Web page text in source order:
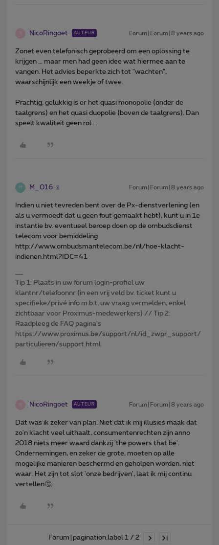
NicoRingoet AUTEUR Forum|Forum|8 years ago
Zonet even telefonisch geprobeerd om een oplossing te
krijgen … maar men had geen idee wat hiermee aan te
vangen. Het advies beperkte zich tot "wachten",
waarschijnlijk een weekje of twee.
Prachtig, gelukkig is er het quasi monopolie (onder de
taalgrens) en het quasi duopolie (boven de taalgrens). Dan
speelt kwaliteit geen rol ...
M M_016 Forum|Forum|8 years ago
Indien u niet tevreden bent over de Px-dienstverlening (en
als u vermoedt dat u geen fout gemaakt hebt), kunt u in 1e
instantie bv. eventueel beroep doen op de ombudsdienst
telecom voor bemiddeling
http://www.ombudsmantelecom.be/nl/hoe-klacht-
indienen.html?IDC=41
Tip 1: Plaats in uw forum login-profiel uw
klantnr/telefoonnr (in een vrij veld bv. ticket kunt u
specifieke/privé info m.b.t. uw vraag vermelden, enkel
zichtbaar voor Proximus-medewerkers) // Tip 2:
Raadpleeg de FAQ pagina's
https://www.proximus.be/support/nl/id_zwpr_support/
particulieren/support.html
NicoRingoet AUTEUR Forum|Forum|8 years ago
Dat was ik zeker van plan. Niet dat ik mij illusies maak dat
zo'n klacht veel uithaalt, consumentenrechten zijn anno
2018 niets meer waard dankzij 'the powers that be'.
Ondernemingen, en zeker de grote, moeten op alle
mogelijke manieren beschermd en geholpen worden, niet
waar. Het zijn tot slot 'onze bedrijven', laat ik mij continu
vertellen🤔.
Forum|pagination.label 1 / 2